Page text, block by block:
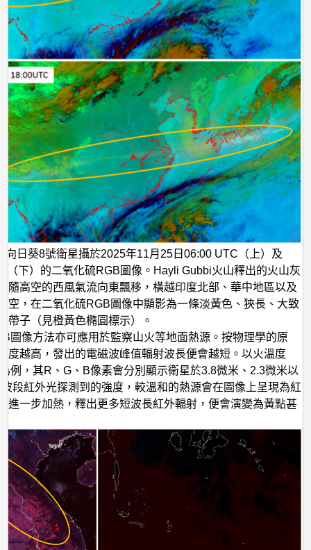
日葵8號衛星攝於2025年11月25日06:00 UTC（上）及
（下）的二氧化硫RGB圖像。Hayli Gubbi火山釋出的火山灰
隨高空的西風氣流向東飄移，橫越印度北部、華中地區以及
空，在二氧化硫RGB圖像中顯影為一條淡黃色、狹長、大致
帶子（見橙黃色橢圓標示）。
圖像方法亦可應用於監察山火等地面熱源。按物理學的原
度越高，發出的電磁波峰值輻射波長便會越短。以火溫度
例，其R、G、B像素會分別顯示衛星於3.8微米、2.3微米以
段紅外光探測到的強度，較溫和的熱源會在圖像上呈現為紅
進一步加熱，釋出更多短波長紅外輻射，便會演變為黃點甚